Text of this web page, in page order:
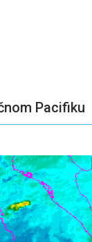
Pacifiku